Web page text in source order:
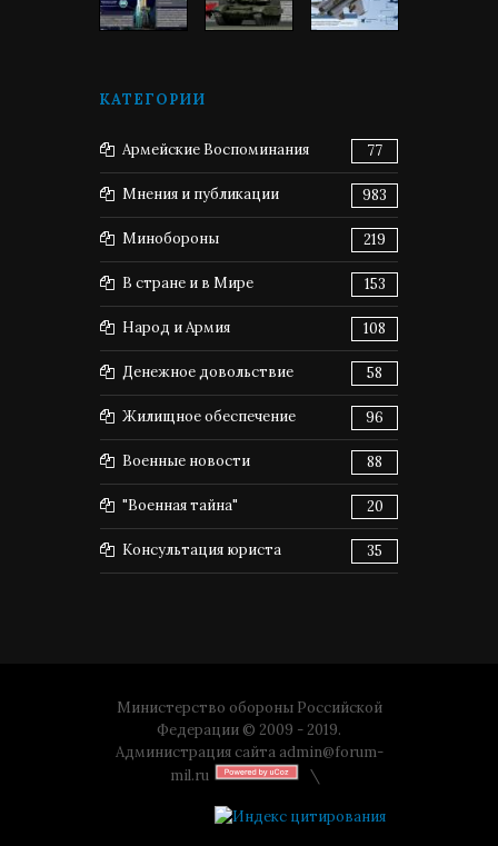
КАТЕГОРИИ
Армейские Воспоминания 77
Мнения и публикации 983
Минобороны 219
В стране и в Мире 153
Народ и Армия 108
Денежное довольствие 58
Жилищное обеспечение 96
Военные новости 88
"Военная тайна" 20
Консультация юриста 35
Министерство обороны Российской
Федерации © 2009 - 2019.
Администрация сайта admin@forum-
mil.ru